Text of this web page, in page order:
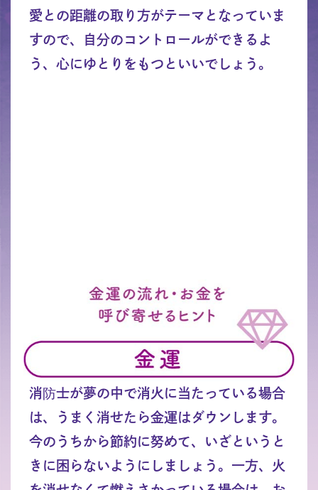
愛との距離の取り方がテーマとなっていま
すので、自分のコントロールができるよ
う、心にゆとりをもつといいでしょう。
消防士が夢の中で消火に当たっている場合
は、うまく消せたら金運はダウンします。
今のうちから節約に努めて、いざというと
きに困らないようにしましょう。一方、火